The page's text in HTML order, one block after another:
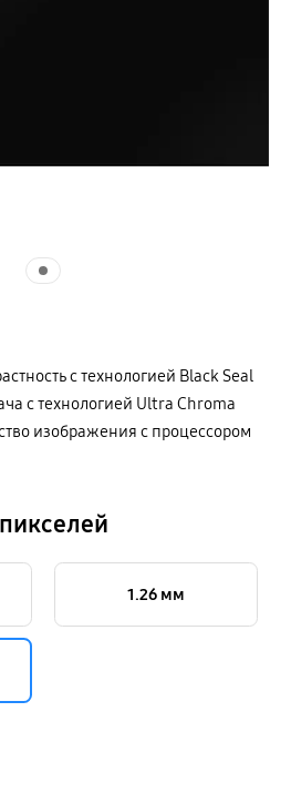
с технологией Black Seal
с технологией Ultra Chroma
изображения с процессором
1.26 мм